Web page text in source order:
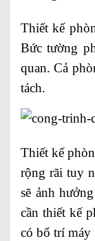
Thiết kế
Bức tường
quan. Cả
tách.
Thiết kế
rộng rãi tuy
sẽ ảnh
cần thiết kế
có bố trí máy